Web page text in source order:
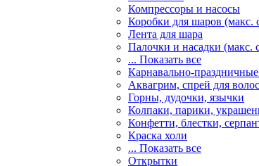
Компрессоры и насосы
Коробки для шаров (макс.
Лента для шара
Палочки и насадки (макс.
... Показать все
Карнавально-
Аквагрим, спрей для волос
Горны, дудочки, язычки
Колпаки, парики,
Конфетти, блестки,
Краска холи
... Показать все
Открытки